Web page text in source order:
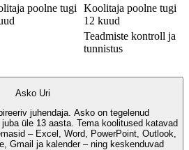
poolne tugi
Koolitaja poolne tugi
12 kuud
Teadmiste kontroll ja
tunnistus
Asko Uri
juhendaja. Asko on tegelenud
üle 13 aasta. Tema koolitused katavad
– Excel, Word, PowerPoint, Outlook,
Gmail ja kalender – ning keskenduvad